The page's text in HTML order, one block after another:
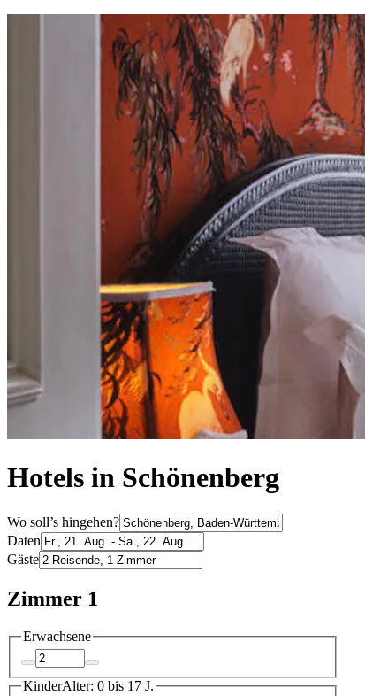
Hotels in Schönenberg
Wo soll’s hingehen?
Daten
Gäste
Zimmer 1
Erwachsene
KinderAlter: 0 bis 17 J.